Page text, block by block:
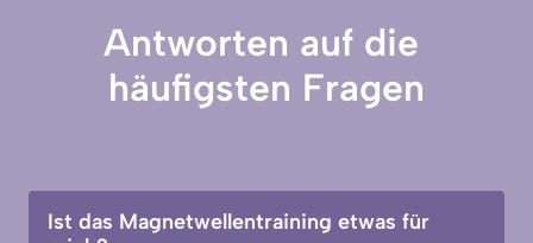
Antworten auf die
häufigsten Fragen
Ist das Magnetwellentraining etwas für